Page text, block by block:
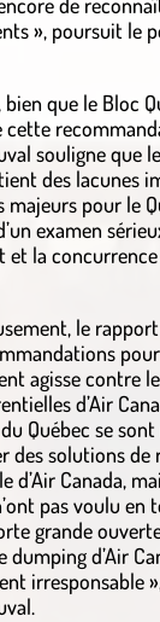
», poursuit le
que le Bloc
cette
souligne que
des lacunes
majeurs pour le
examen
et la
le
agisse contre
d’Air
Québec se
des solutions de
d’Air Canada,
pas voulu en
grande
dumping d’Air
irresponsable